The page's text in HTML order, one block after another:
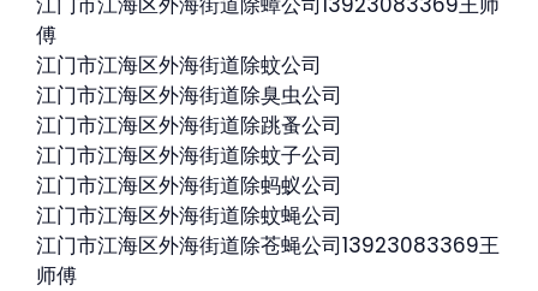
傅
江门市江海区外海街道除蚊公司
江门市江海区外海街道除臭虫公司
江门市江海区外海街道除跳蚤公司
江门市江海区外海街道除蚊子公司
江门市江海区外海街道除蚂蚁公司
江门市江海区外海街道除蚊蝇公司
江门市江海区外海街道除苍蝇公司13923083369王
师傅